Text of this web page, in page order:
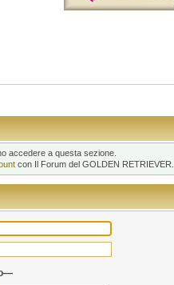
accedere a questa sezione.
con Il Forum del GOLDEN RETRIEVER.